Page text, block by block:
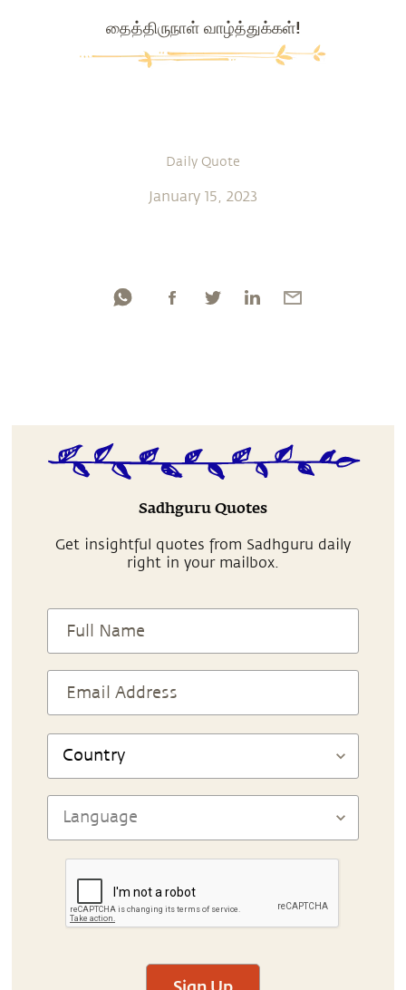
தைத்திருநாள் வாழ்த்துக்கள்!
Daily Quote
January 15, 2023
Sadhguru Quotes
Get insightful quotes from Sadhguru daily
right in your mailbox.